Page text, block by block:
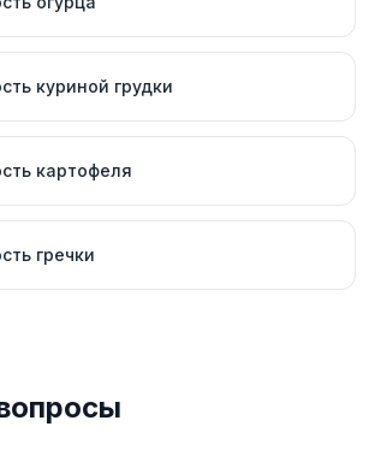
куриной грудки
картофеля
гречки